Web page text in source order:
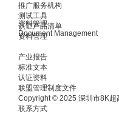
资料管理
Document Management
推广服务机构
测试工具
认证产品清单
资料管理
产业报告
标准文本
认证资料
联盟管理制度文件
Copyright © 2025 深圳市8K超
联系方式